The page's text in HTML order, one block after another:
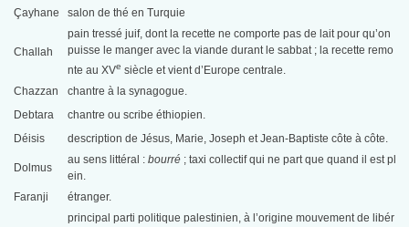
Çayhane
salon de thé en Turquie
Challah
pain tressé juif, dont la recette ne comporte pas de lait pour qu’on
puisse le manger avec la viande durant le sabbat ; la recette remo
nte au XVe siècle et vient d’Europe centrale.
Chazzan
chantre à la synagogue.
Debtara
chantre ou scribe éthiopien.
Déisis
description de Jésus, Marie, Joseph et Jean-Baptiste côte à côte.
Dolmus
au sens littéral : bourré; taxi collectif qui ne part que quand il est pl
ein.
Faranji
étranger.
principal parti politique palestinien, à l’origine mouvement de libér